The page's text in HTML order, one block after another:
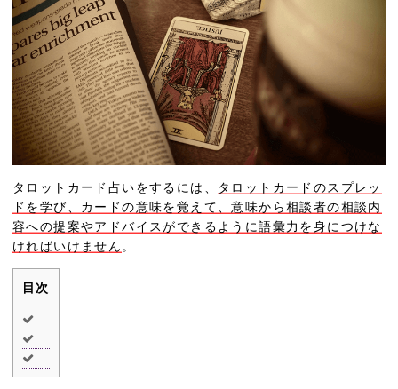
タロットカード占いをするには、
タロットカードのスプレッ
ドを学び、カードの意味を覚えて、意味から相談者の相談内
容への提案やアドバイスができるように語彙力を身につけな
ければいけません。
目次